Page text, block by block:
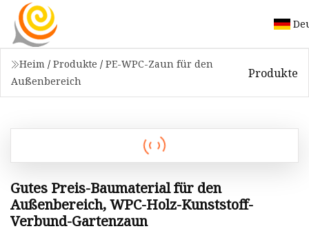
Heim / Produkte / PE-WPC-Zaun für den
Außenbereich
Produkte
Gutes Preis-Baumaterial für den
Außenbereich, WPC-Holz-Kunststoff-
Verbund-Gartenzaun